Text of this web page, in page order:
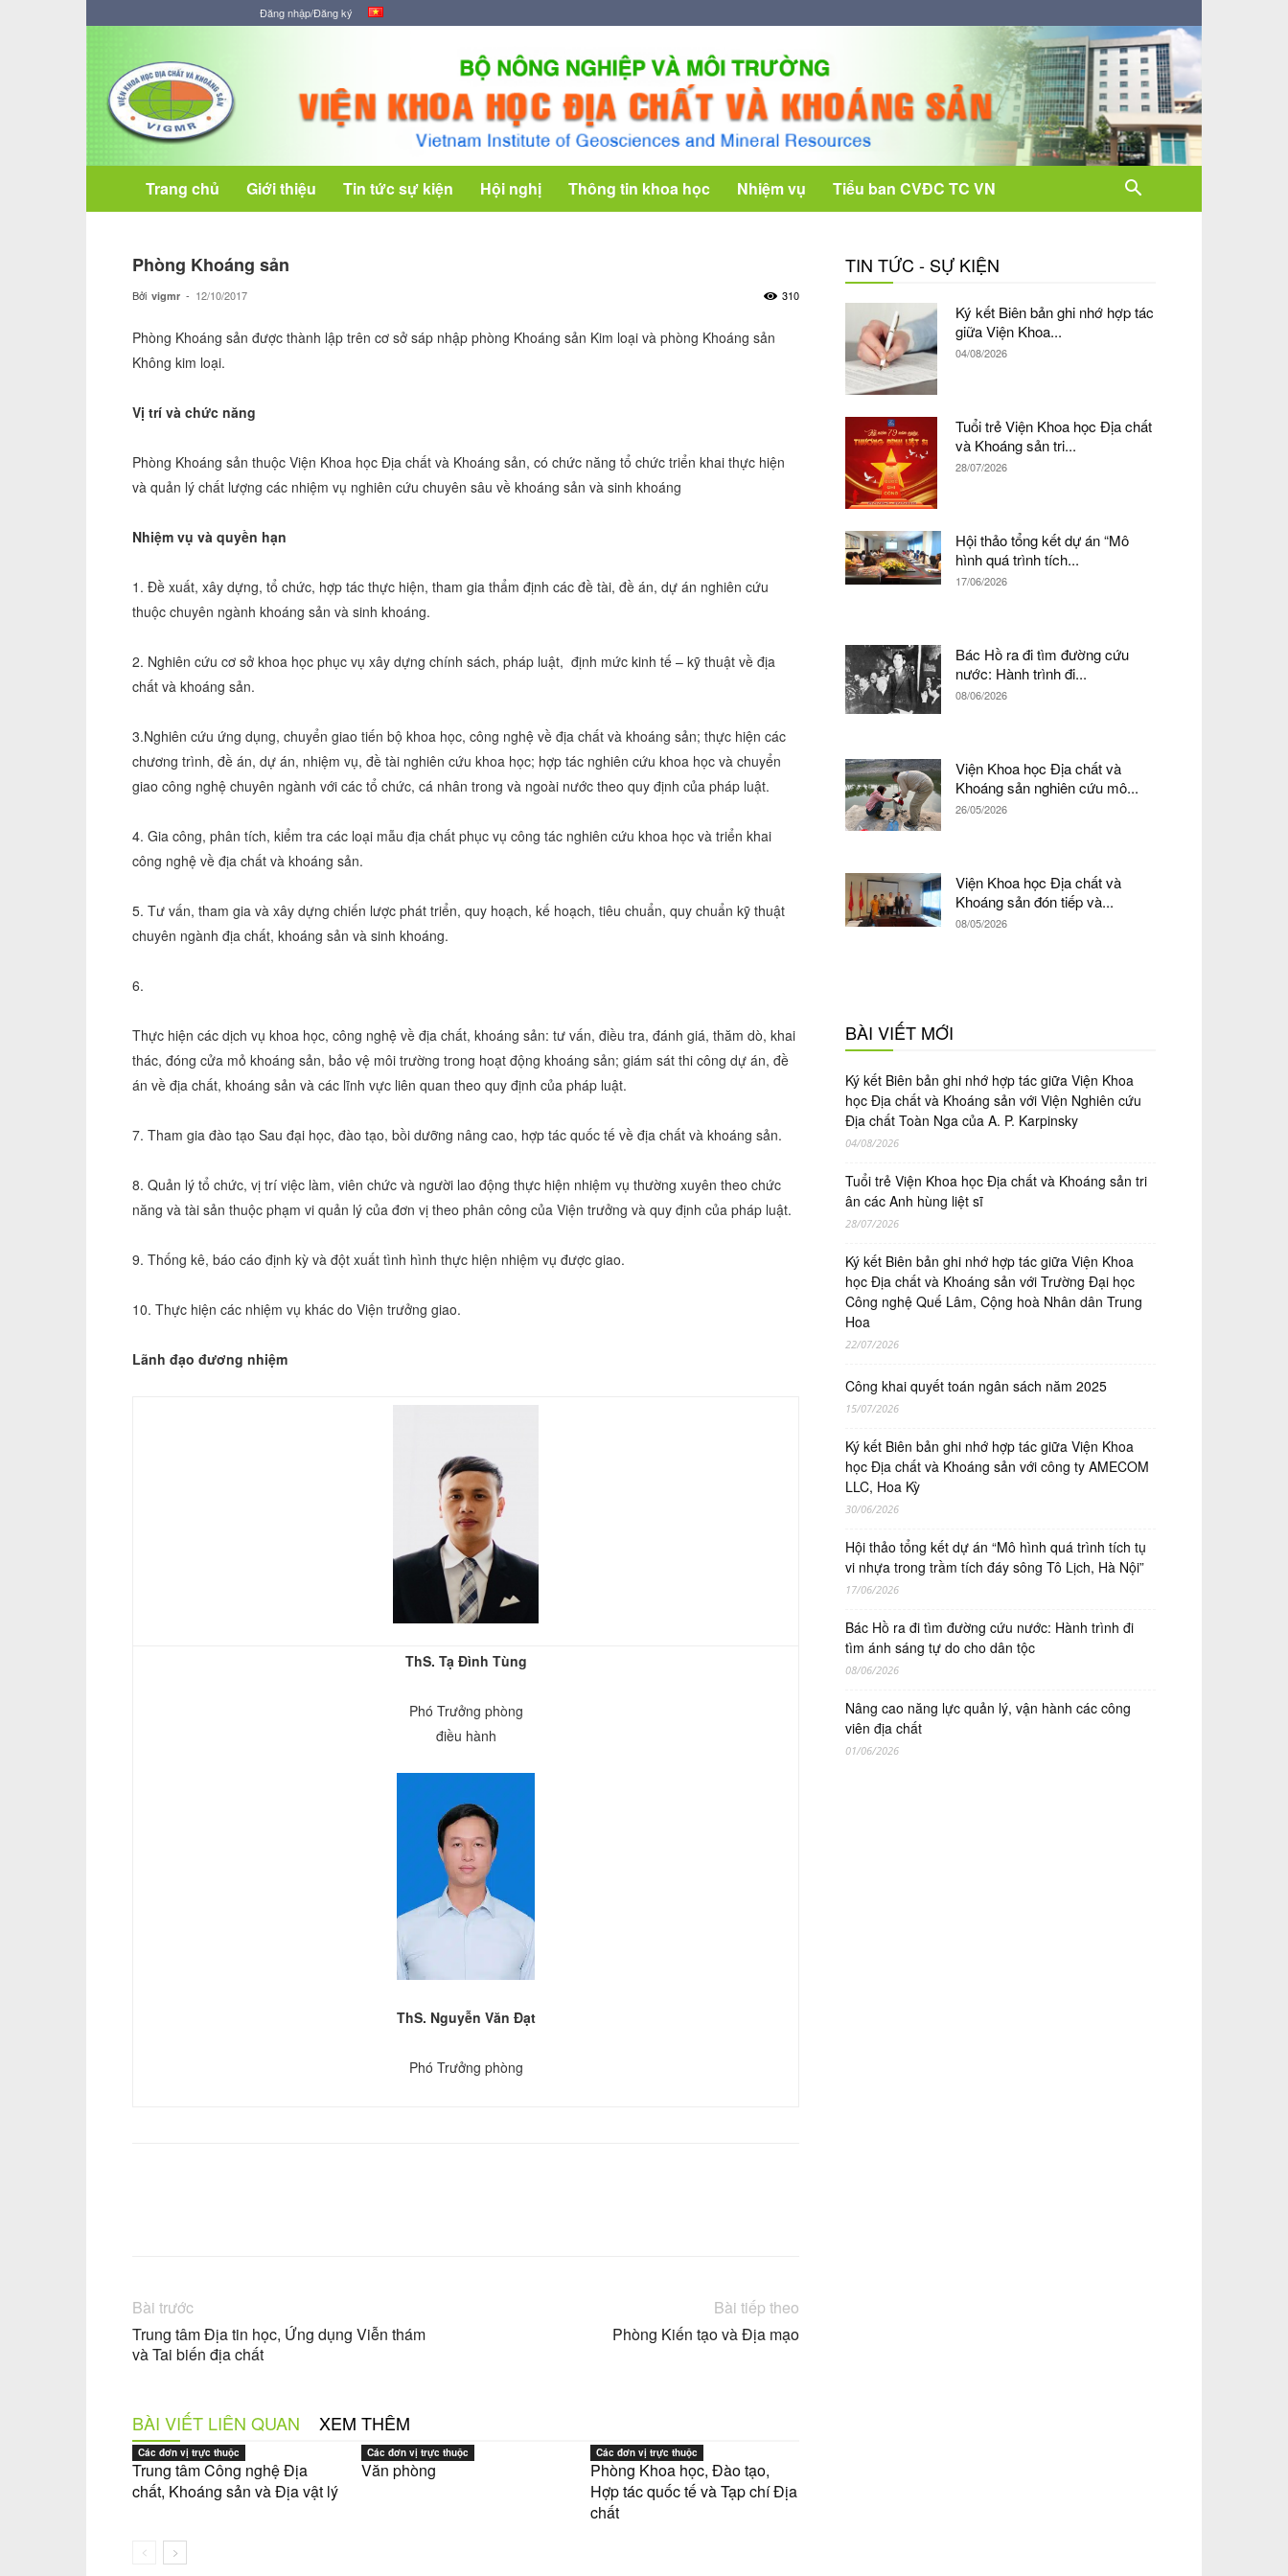
Đăng nhập/Đăng ký
Viện
Khoa
học
Địa
chất
và
Khoáng
sản
Trang chủ Giới thiệu Tin tức sự kiện Hội nghị Thông tin khoa học Nhiệm vụ Tiểu ban CVĐC TC VN
Phòng Khoáng sản
Bởi vigmr - 12/10/2017 310
Phòng Khoáng sản được thành lập trên cơ sở sáp nhập phòng Khoáng sản Kim loại và phòng Khoáng sản
Không kim loại.
Vị trí và chức năng
Phòng Khoáng sản thuộc Viện Khoa học Địa chất và Khoáng sản, có chức năng tổ chức triển khai thực hiện
và quản lý chất lượng các nhiệm vụ nghiên cứu chuyên sâu về khoáng sản và sinh khoáng
Nhiệm vụ và quyền hạn
1. Đề xuất, xây dựng, tổ chức, hợp tác thực hiện, tham gia thẩm định các đề tài, đề án, dự án nghiên cứu
thuộc chuyên ngành khoáng sản và sinh khoáng.
2. Nghiên cứu cơ sở khoa học phục vụ xây dựng chính sách, pháp luật, định mức kinh tế – kỹ thuật về địa
chất và khoáng sản.
3.Nghiên cứu ứng dụng, chuyển giao tiến bộ khoa học, công nghệ về địa chất và khoáng sản; thực hiện các
chương trình, đề án, dự án, nhiệm vụ, đề tài nghiên cứu khoa học; hợp tác nghiên cứu khoa học và chuyển
giao công nghệ chuyên ngành với các tổ chức, cá nhân trong và ngoài nước theo quy định của pháp luật.
4. Gia công, phân tích, kiểm tra các loại mẫu địa chất phục vụ công tác nghiên cứu khoa học và triển khai
công nghệ về địa chất và khoáng sản.
5. Tư vấn, tham gia và xây dựng chiến lược phát triển, quy hoạch, kế hoạch, tiêu chuẩn, quy chuẩn kỹ thuật
chuyên ngành địa chất, khoáng sản và sinh khoáng.
6.
Thực hiện các dịch vụ khoa học, công nghệ về địa chất, khoáng sản: tư vấn, điều tra, đánh giá, thăm dò, khai
thác, đóng cửa mỏ khoáng sản, bảo vệ môi trường trong hoạt động khoáng sản; giám sát thi công dự án, đề
án về địa chất, khoáng sản và các lĩnh vực liên quan theo quy định của pháp luật.
7. Tham gia đào tạo Sau đại học, đào tạo, bồi dưỡng nâng cao, hợp tác quốc tế về địa chất và khoáng sản.
8. Quản lý tổ chức, vị trí việc làm, viên chức và người lao động thực hiện nhiệm vụ thường xuyên theo chức
năng và tài sản thuộc phạm vi quản lý của đơn vị theo phân công của Viện trưởng và quy định của pháp luật.
9. Thống kê, báo cáo định kỳ và đột xuất tình hình thực hiện nhiệm vụ được giao.
10. Thực hiện các nhiệm vụ khác do Viện trưởng giao.
Lãnh đạo đương nhiệm
ThS. Tạ Đình Tùng
Phó Trưởng phòng
điều hành
ThS. Nguyễn Văn Đạt
Phó Trưởng phòng
Bài trước
Trung tâm Địa tin học, Ứng dụng Viễn thám
và Tai biến địa chất
Bài tiếp theo
Phòng Kiến tạo và Địa mạo
BÀI VIẾT LIÊN QUAN XEM THÊM
Các đơn vị trực thuộc
Trung tâm Công nghệ Địa
chất, Khoáng sản và Địa vật lý
Các đơn vị trực thuộc
Văn phòng
Các đơn vị trực thuộc
Phòng Khoa học, Đào tạo,
Hợp tác quốc tế và Tạp chí Địa
chất
TIN TỨC - SỰ KIỆN
Ký kết Biên bản ghi nhớ hợp tác
giữa Viện Khoa...
04/08/2026
Tuổi trẻ Viện Khoa học Địa chất
và Khoáng sản tri...
28/07/2026
Hội thảo tổng kết dự án “Mô
hình quá trình tích...
17/06/2026
Bác Hồ ra đi tìm đường cứu
nước: Hành trình đi...
08/06/2026
Viện Khoa học Địa chất và
Khoáng sản nghiên cứu mô...
26/05/2026
Viện Khoa học Địa chất và
Khoáng sản đón tiếp và...
08/05/2026
BÀI VIẾT MỚI
Ký kết Biên bản ghi nhớ hợp tác giữa Viện Khoa
học Địa chất và Khoáng sản với Viện Nghiên cứu
Địa chất Toàn Nga của A. P. Karpinsky
04/08/2026
Tuổi trẻ Viện Khoa học Địa chất và Khoáng sản tri
ân các Anh hùng liệt sĩ
28/07/2026
Ký kết Biên bản ghi nhớ hợp tác giữa Viện Khoa
học Địa chất và Khoáng sản với Trường Đại học
Công nghệ Quế Lâm, Cộng hoà Nhân dân Trung
Hoa
22/07/2026
Công khai quyết toán ngân sách năm 2025
15/07/2026
Ký kết Biên bản ghi nhớ hợp tác giữa Viện Khoa
học Địa chất và Khoáng sản với công ty AMECOM
LLC, Hoa Kỳ
30/06/2026
Hội thảo tổng kết dự án “Mô hình quá trình tích tụ
vi nhựa trong trầm tích đáy sông Tô Lịch, Hà Nội”
17/06/2026
Bác Hồ ra đi tìm đường cứu nước: Hành trình đi
tìm ánh sáng tự do cho dân tộc
08/06/2026
Nâng cao năng lực quản lý, vận hành các công
viên địa chất
01/06/2026